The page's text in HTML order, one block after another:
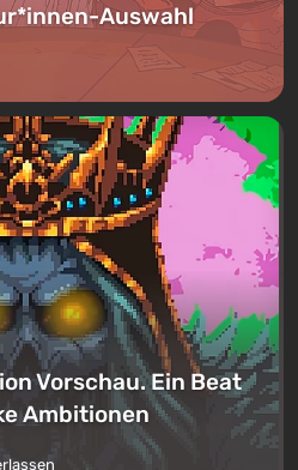
Auswahl
Vorschau. Ein Beat
Ambitionen